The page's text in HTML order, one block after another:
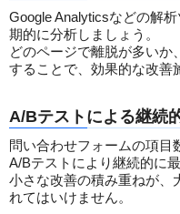
Google Analyticsなどの解
期的に分析しましょう。
どのページで離脱が多いか
することで、効果的な改善
A/Bテストによる継続
問い合わせフォームの項目
A/Bテストにより継続的に
小さな改善の積み重ねが、
れてはいけません。